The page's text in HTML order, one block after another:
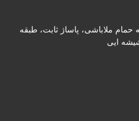
حمام ملاباشى، پاساژ ثابت، طبقه